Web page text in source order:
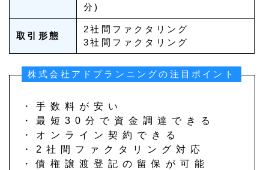
分)
取引形態
2社間ファクタリング
3社間ファクタリング
株式会社アドプランニングの注目ポイント
・手数料が安い
・最短30分で資金調達できる
・オンライン契約できる
・2社間ファクタリング対応
・債権譲渡登記の留保が可能